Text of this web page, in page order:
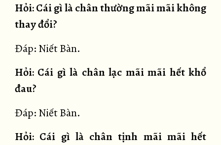
Hỏi: Cái gì là chân thường mãi mãi không
thay đổi?
Đáp: Niết Bàn.
Hỏi: Cái gì là chân lạc mãi mãi hết khổ
đau?
Đáp: Niết Bàn.
Hỏi: Cái gì là chân tịnh mãi mãi hết